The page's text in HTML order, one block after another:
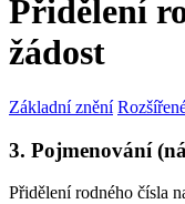
Přidělení
žádost
Základní znění
3. Pojmenování
Přidělení rodného čísla